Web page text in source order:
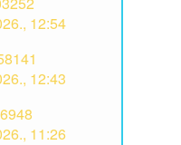
12:54
12:43
11:26